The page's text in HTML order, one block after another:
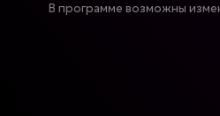
В программе возможны